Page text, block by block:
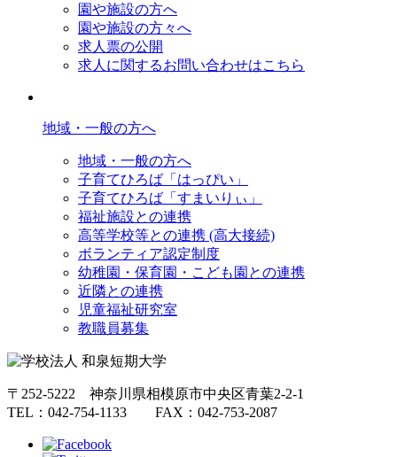
園や施設の方へ
園や施設の方々へ
求人票の公開
求人に関するお問い合わせはこちら
地域・一般の方へ
地域・一般の方へ
子育てひろば「はっぴい」
子育てひろば「すまいりぃ」
福祉施設との連携
高等学校等との連携 (高大接続)
ボランティア認定制度
幼稚園・保育園・こども園との連携
近隣との連携
児童福祉研究室
教職員募集
〒252-5222 神奈川県相模原市中央区青葉2-2-1
TEL：042-754-1133 FAX：042-753-2087